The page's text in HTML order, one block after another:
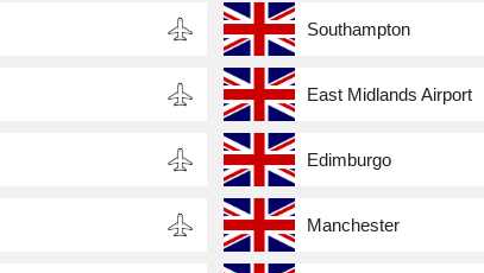
Southampton
East Midlands Airport
Edimburgo
Manchester